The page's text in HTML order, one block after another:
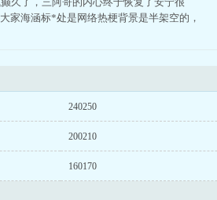
家海涵标*处是网络热梗背景是半架空的，
240250
200210
160170